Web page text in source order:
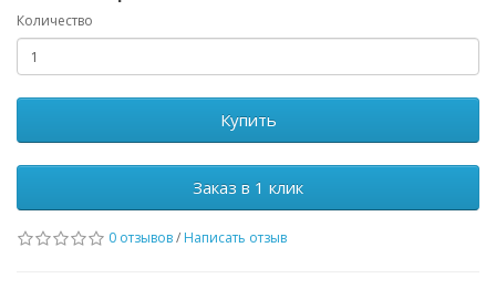
Количество
Купить
Заказ в 1 клик
0 отзывов/ Написать отзыв